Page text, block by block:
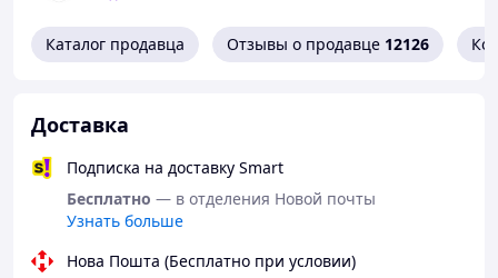
поэтому для установки вам необходимо будет
Каталог продавца Отзывы о продавце 12126
Доставка
Подписка на доставку Smart
Бесплатно — в отделения Новой почты
Узнать больше
Нова Пошта (Бесплатно при условии)